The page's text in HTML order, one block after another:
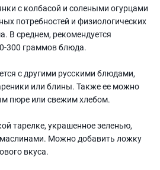
с колбасой и солеными огурцами
потребностей и физиологических
В среднем, рекомендуется
300 граммов блюда.
с другими русскими блюдами,
или блины. Также ее можно
пюре или свежим хлебом.
тарелке, украшенное зеленью,
Можно добавить ложку
вкуса.